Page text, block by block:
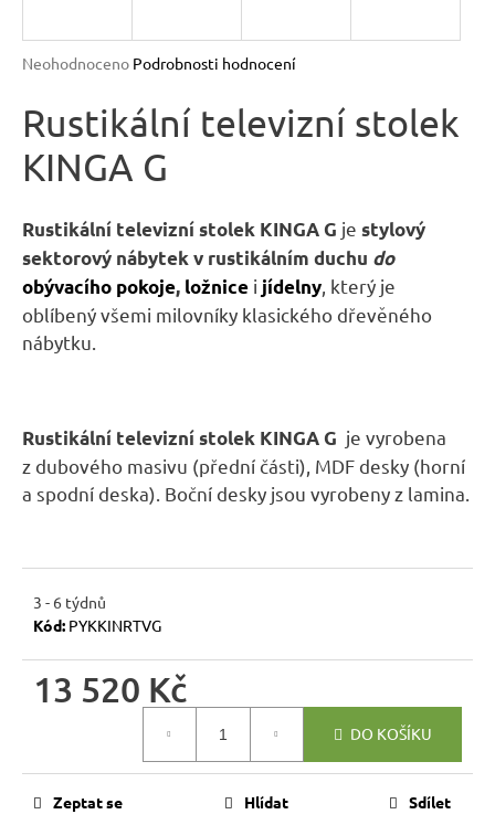
Průměrné
produktu
je
0,0
z
hvězdiček.
Neohodnoceno Podrobnosti hodnocení
Rustikální televizní stolek
KINGA G
Rustikální televizní stolek KINGA G je stylový
sektorový nábytek v rustikálním duchu do
obývacího pokoje, ložnice i jídelny , který je
oblíbený všemi milovníky klasického dřevěného
nábytku.
Rustikální televizní stolek KINGA G je vyrobena
z dubového masivu (přední části), MDF desky (horní
a spodní deska). Boční desky jsou vyrobeny z lamina.
3 - 6 týdnů
Kód: PYKKINRTVG
13 520 Kč
DO KOŠÍKU
Zeptat se Hlídat Sdílet
A
a
í
t
?
HLEDAT
p
o
r
m
ŽIDLE
MEXICANA
SIL25